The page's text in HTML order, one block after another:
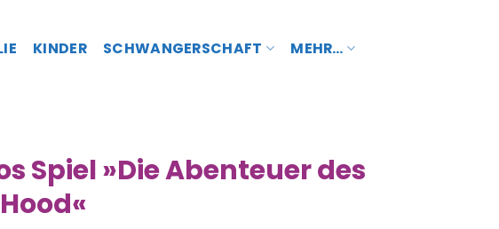
KINDER SCHWANGERSCHAFT MEHR…
Spiel »Die Abenteuer des